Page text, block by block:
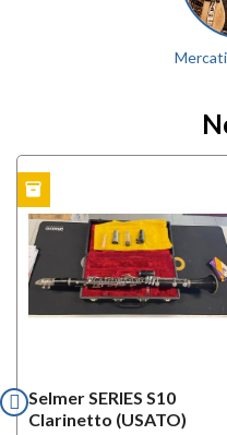
Selmer SERIES S10
Clarinetto (USATO)
inventory